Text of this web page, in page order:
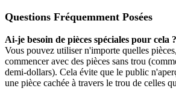
Questions Fréquemment Posées
Ai-je besoin de pièces spéciales pour cela ?
Vous pouvez utiliser n'importe quelles
commencer avec des pièces sans trou
demi-dollars). Cela évite que le public
une pièce cachée à travers le trou de celles